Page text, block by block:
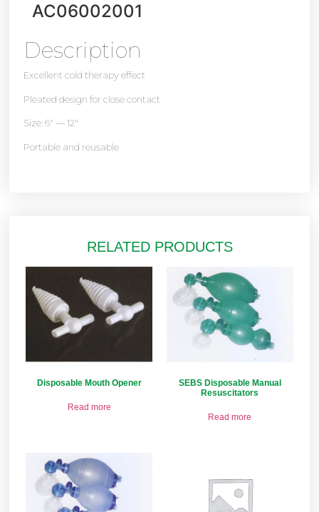
AC06002001
Description
Excellent cold therapy effect
Pleated design for close contact
Size: 6″ — 12″
Portable and reusable
RELATED PRODUCTS
Disposable Mouth Opener
Read more
SEBS Disposable Manual
Resuscitators
Read more